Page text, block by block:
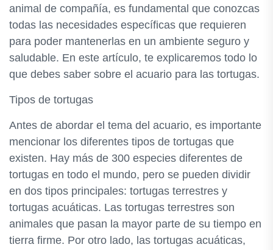
animal de compañía, es fundamental que conozcas
todas las necesidades específicas que requieren
para poder mantenerlas en un ambiente seguro y
saludable. En este artículo, te explicaremos todo lo
que debes saber sobre el acuario para las tortugas.
Tipos de tortugas
Antes de abordar el tema del acuario, es importante
mencionar los diferentes tipos de tortugas que
existen. Hay más de 300 especies diferentes de
tortugas en todo el mundo, pero se pueden dividir
en dos tipos principales: tortugas terrestres y
tortugas acuáticas. Las tortugas terrestres son
animales que pasan la mayor parte de su tiempo en
tierra firme. Por otro lado, las tortugas acuáticas,